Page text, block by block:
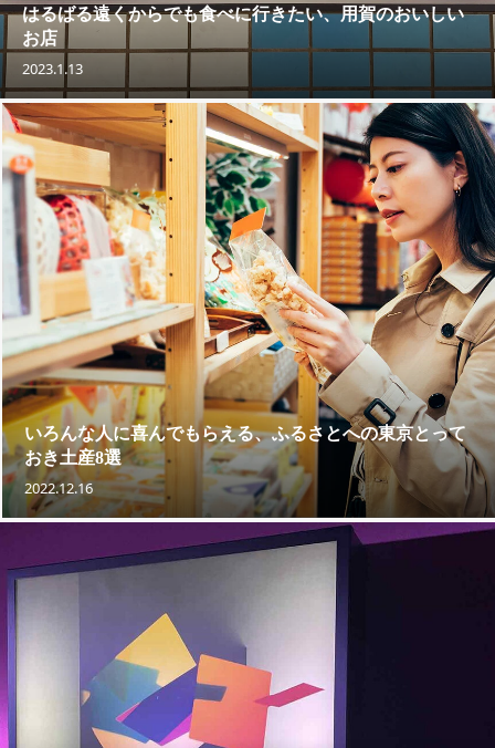
はるばる遠くからでも食べに行きたい、用賀のおいしい
お店
2023.1.13
いろんな人に喜んでもらえる、ふるさとへの東京とって
おき土産8選
2022.12.16